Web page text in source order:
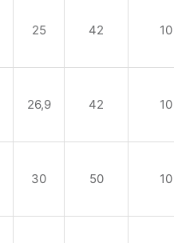
25 42 10
26,9 42 10
30 50 10